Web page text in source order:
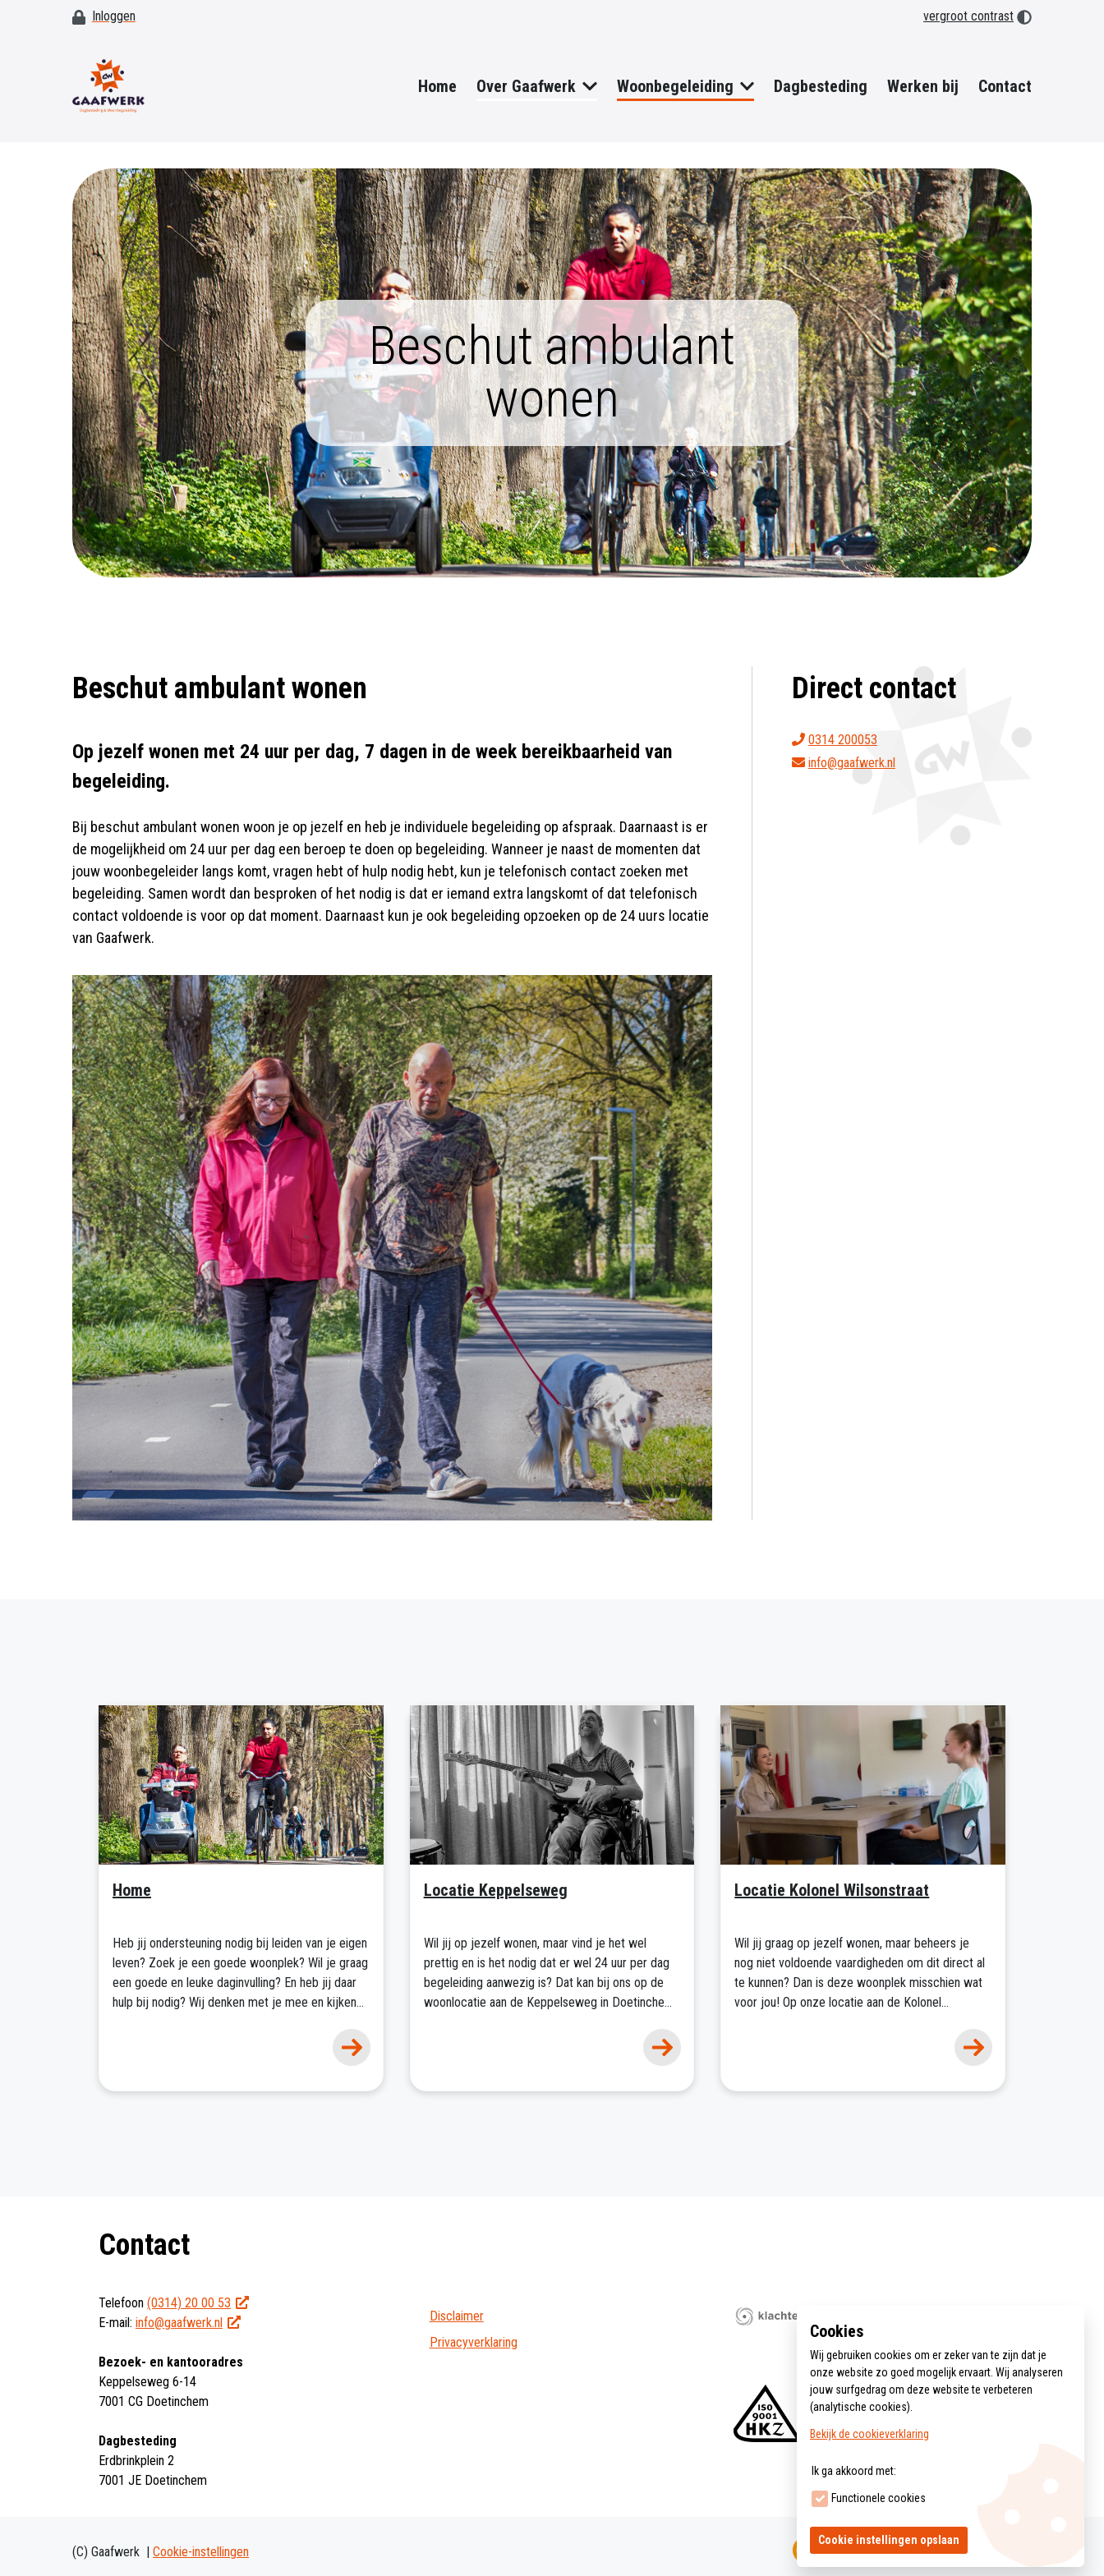
Cookies
Wij gebruiken cookies om er zeker van te zijn dat je
onze website zo goed mogelijk ervaart. Wij analyseren
jouw surfgedrag om deze website te verbeteren
(analytische cookies).
Bekijk de cookieverklaring
Ik ga akkoord met:
Functionele cookies
Cookie instellingen opslaan
Inloggen vergroot contrast
Home Over Gaafwerk Woonbegeleiding Dagbesteding Werken bij Contact
Beschut ambulant
wonen
Beschut ambulant wonen
Op jezelf wonen met 24 uur per dag, 7 dagen in de week bereikbaarheid van
begeleiding.
Bij beschut ambulant wonen woon je op jezelf en heb je individuele begeleiding op afspraak. Daarnaast is er
de mogelijkheid om 24 uur per dag een beroep te doen op begeleiding. Wanneer je naast de momenten dat
jouw woonbegeleider langs komt, vragen hebt of hulp nodig hebt, kun je telefonisch contact zoeken met
begeleiding. Samen wordt dan besproken of het nodig is dat er iemand extra langskomt of dat telefonisch
contact voldoende is voor op dat moment. Daarnaast kun je ook begeleiding opzoeken op de 24 uurs locatie
van Gaafwerk.
Direct contact
0314 200053
info@gaafwerk.nl
Home
Heb jij ondersteuning nodig bij leiden van je eigen
leven? Zoek je een goede woonplek? Wil je graag
een goede en leuke daginvulling? En heb jij daar
hulp bij nodig? Wij denken met je mee en kijken
kwaliteiten. Wat past bij jou en waar ben je goed
in? Samen zoeken we uit hoe jij je leven zo goed
Locatie Keppelseweg
Wil jij op jezelf wonen, maar vind je het wel
prettig en is het nodig dat er wel 24 uur per dag
begeleiding aanwezig is? Dat kan bij ons op de
woonlocatie aan de Keppelseweg in Doetinchem.
woonkamer, keuken, badkamer en slaapkamer.
Locatie Kolonel Wilsonstraat
Wil jij graag op jezelf wonen, maar beheers je
nog niet voldoende vaardigheden om dit direct al
te kunnen? Dan is deze woonplek misschien wat
voor jou! Op onze locatie aan de Kolonel
eigen appartement met woonkamer, badkamer en
Contact
Telefoon (0314) 20 00 53
E-mail: info@gaafwerk.nl
Bezoek- en kantooradres
Keppelseweg 6-14
7001 CG Doetinchem
Dagbesteding
Erdbrinkplein 2
7001 JE Doetinchem
Disclaimer
Privacyverklaring
(C) Gaafwerk Cookie-instellingen Ontwikkeld door HPU internet services